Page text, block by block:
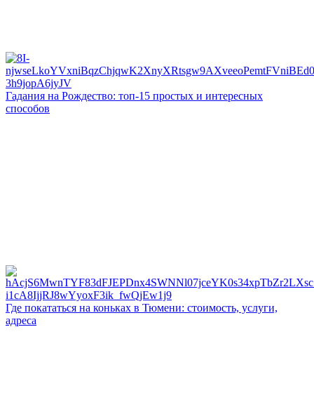
Гадания на Рождество: топ-15 простых и интересных
способов
Где покататься на коньках в Тюмени: стоимость, услуги,
адреса